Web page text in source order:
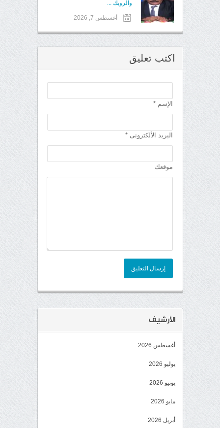
والرويك ...
أغسطس 7, 2026
اكتب تعليق
الإسم *
البريد الألكترونى *
موقعك
إرسال التعليق
الأرشيف
أغسطس 2026
يوليو 2026
يونيو 2026
مايو 2026
أبريل 2026